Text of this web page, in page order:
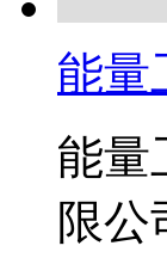
能量
能量
限